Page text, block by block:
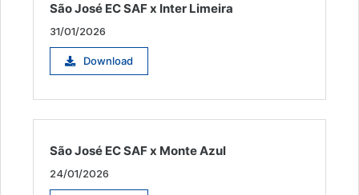
São José EC SAF x Inter Limeira
31/01/2026
Download
São José EC SAF x Monte Azul
24/01/2026